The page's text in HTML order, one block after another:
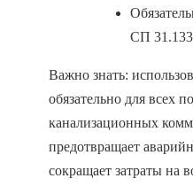
СП
Важно знать:
обязательно для всех
канализационных
предотвращает
сокращает затраты на